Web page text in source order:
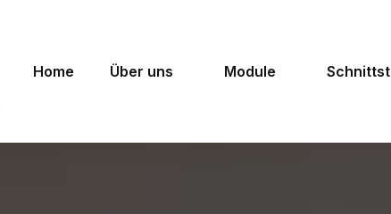
Home Über uns Module